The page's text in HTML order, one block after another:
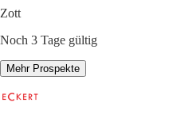
Zott
Noch 3 Tage gültig
Mehr Prospekte